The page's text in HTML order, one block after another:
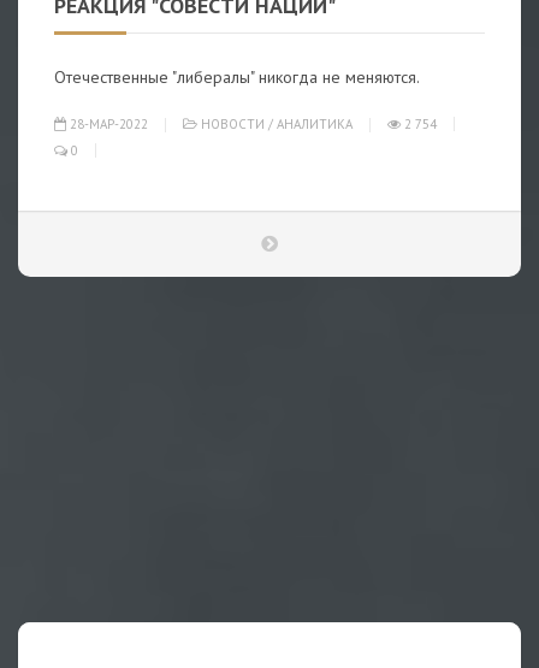
РЕАКЦИЯ "СОВЕСТИ НАЦИИ"
Отечественные "либералы" никогда не меняются.
28-МАР-2022 НОВОСТИ / АНАЛИТИКА
2 754
0